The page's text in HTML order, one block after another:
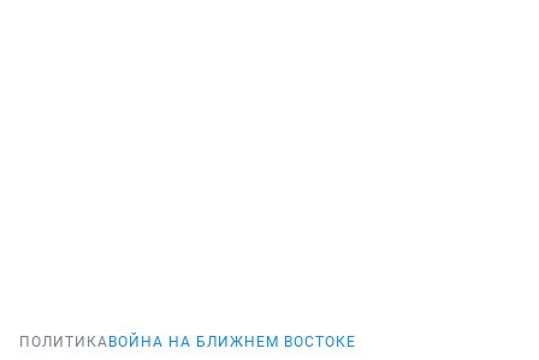
ПОЛИТИКА ВОЙНА НА БЛИЖНЕМ ВОСТОКЕ